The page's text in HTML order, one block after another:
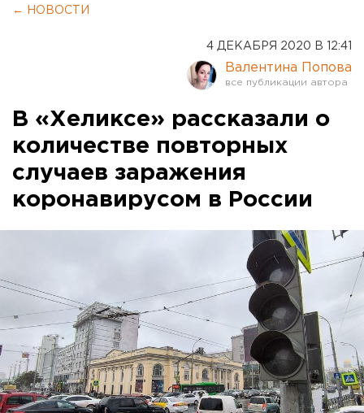
← НОВОСТИ
4 ДЕКАБРЯ 2020 В 12:41
Валентина Попова
В «Хеликсе» рассказали о
количестве повторных
случаев заражения
коронавирусом в России